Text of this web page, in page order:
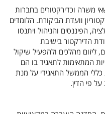
משרה וכדירקטורים בחברות
וועדת הביקורת. הלומדים
הפיננסים והניהול ויתנסו
הדירקטור בישיבת
ליזום מהלכים ולהפעיל שיקול
המתאימות לתאגיד בו הם
הממשל התאגידי על מנת
פי הדין.